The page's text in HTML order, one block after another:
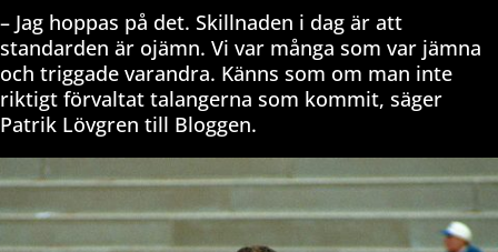
– Jag hoppas på det. Skillnaden i dag är att
standarden är ojämn. Vi var många som var jämna
och triggade varandra. Känns som om man inte
riktigt förvaltat talangerna som kommit, säger
Patrik Lövgren till Bloggen.